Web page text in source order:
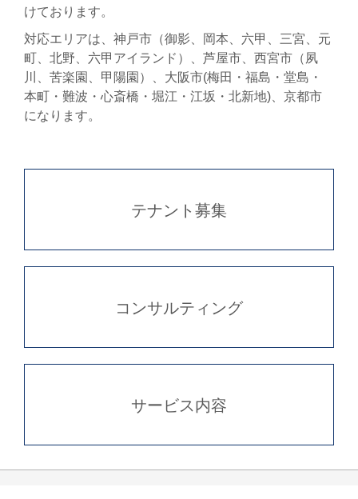
けております。
対応エリアは、神戸市（御影、岡本、六甲、三宮、元
町、北野、六甲アイランド）、芦屋市、西宮市（夙
川、苦楽園、甲陽園）、大阪市(梅田・福島・堂島・
本町・難波・心斎橋・堀江・江坂・北新地)、京都市
になります。
テナント募集
コンサルティング
サービス内容